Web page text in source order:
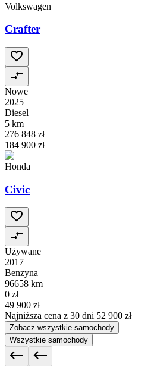
Volkswagen
Crafter
Nowe
2025
Diesel
5 km
276 848 zł
184 900 zł
Honda
Civic
Używane
2017
Benzyna
96658 km
0 zł
49 900 zł
Najniższa cena z 30 dni 52 900 zł
Zobacz wszystkie samochody
Wszystkie samochody